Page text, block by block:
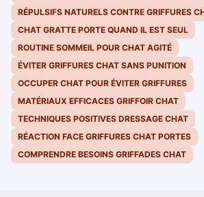
RÉPULSIFS NATURELS CONTRE GRIFFURES
CHAT GRATTE PORTE QUAND IL EST SEUL
ROUTINE SOMMEIL POUR CHAT AGITÉ
ÉVITER GRIFFURES CHAT SANS PUNITION
OCCUPER CHAT POUR ÉVITER GRIFFURES
MATÉRIAUX EFFICACES GRIFFOIR CHAT
TECHNIQUES POSITIVES DRESSAGE CHAT
RÉACTION FACE GRIFFURES CHAT PORTES
COMPRENDRE BESOINS GRIFFADES CHAT